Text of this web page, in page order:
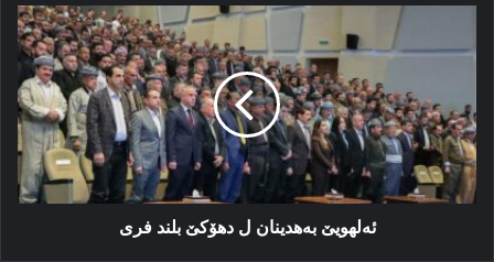
ئەلهویێ
بەهدینان
ل
دهۆكێ
بلند
فری
ئەلهویێ بەهدینان ل دهۆكێ بلند فری